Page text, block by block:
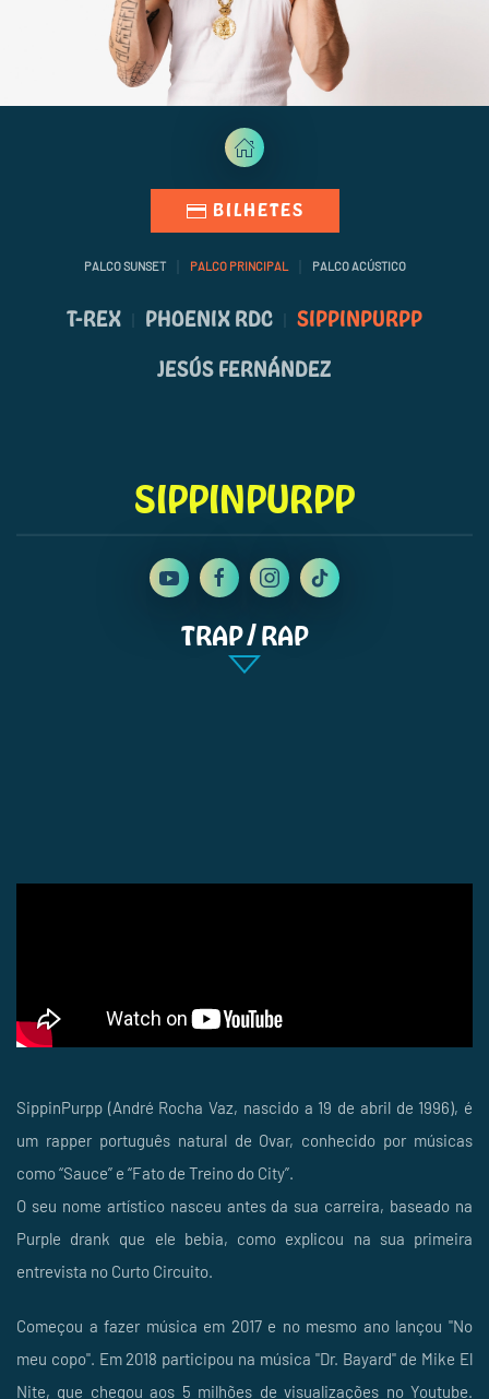
BILHETES
PALCO SUNSET PALCO PRINCIPAL PALCO ACÚSTICO
T-REX PHOENIX RDC SIPPINPURPP
JESÚS FERNÁNDEZ
SIPPINPURPP
TRAP / RAP
SippinPurpp (André Rocha Vaz, nascido a 19 de abril de 1996), é
um rapper português natural de Ovar, conhecido por músicas
como “Sauce” e “Fato de Treino do City”.
O seu nome artístico nasceu antes da sua carreira, baseado na
Purple drank que ele bebia, como explicou na sua primeira
entrevista no Curto Circuito.
Começou a fazer música em 2017 e no mesmo ano lançou "No
meu copo". Em 2018 participou na música "Dr. Bayard" de Mike El
Nite, que chegou aos 5 milhões de visualizações no Youtube.